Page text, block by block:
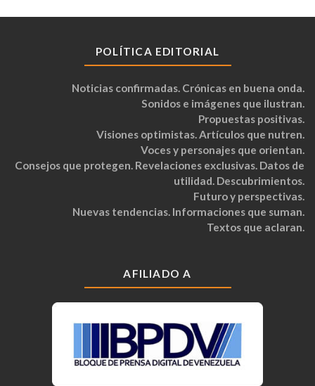
POLÍTICA EDITORIAL
Noticias confirmadas. Crónicas en buena onda.
Sonidos e imágenes que ilustran.
Propuestas positivas.
Visiones optimistas. Artículos que nutren.
Voces y personajes que orientan.
Consejos que protegen. Revelaciones exclusivas. Datos de
utilidad. Descubrimientos.
Futuro y perspectivas.
Nuevas tendencias. Informaciones que suman.
Textos que aclaran.
AFILIADO A